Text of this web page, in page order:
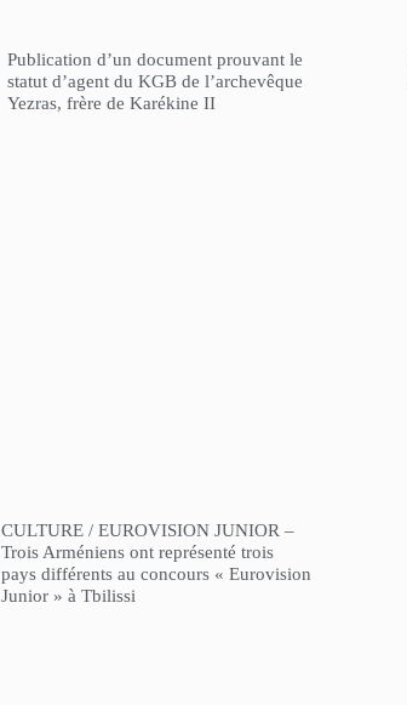
Publication d’un document prouvant le
statut d’agent du KGB de l’archevêque
Yezras, frère de Karékine II
CULTURE / EUROVISION JUNIOR –
Trois Arméniens ont représenté trois
pays différents au concours « Eurovision
Junior » à Tbilissi